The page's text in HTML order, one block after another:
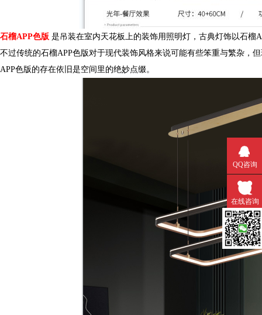
石榴APP色版 是吊装在室内天花板上的装饰用照明灯，古典灯饰以石榴
不过传统的石榴APP色版对于现代装饰风格来说可能有些笨重与繁杂，
APP色版的存在依旧是空间里的绝妙点缀。
QQ咨询
在线咨询
微信扫一扫